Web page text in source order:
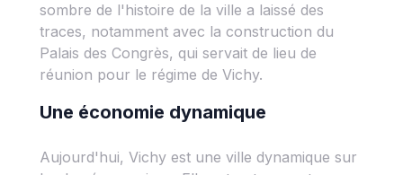
sombre de l'histoire de la ville a laissé des
traces, notamment avec la construction du
Palais des Congrès, qui servait de lieu de
réunion pour le régime de Vichy.
Une économie dynamique
Aujourd'hui, Vichy est une ville dynamique sur